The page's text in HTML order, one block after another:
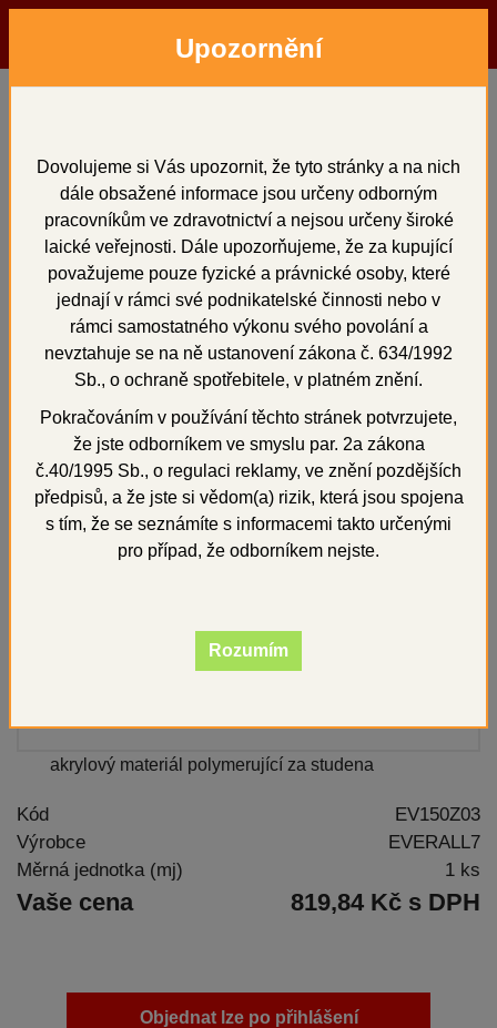
Hledat Přihlásit
Villacryl SOFT, kit
+
Novinka
akrylový materiál polymerující za studena
Kód
EV150Z03
Výrobce
EVERALL7
Měrná jednotka (mj)
1 ks
Vaše cena 819,84 Kč s DPH
Objednat lze po přihlášení
Upozornění
Dovolujeme si Vás upozornit, že tyto stránky a na nich
dále obsažené informace jsou určeny odborným
pracovníkům ve zdravotnictví a nejsou určeny široké
laické veřejnosti. Dále upozorňujeme, že za kupující
považujeme pouze fyzické a právnické osoby, které
jednají v rámci své podnikatelské činnosti nebo v
rámci samostatného výkonu svého povolání a
nevztahuje se na ně ustanovení zákona č. 634/1992
Sb., o ochraně spotřebitele, v platném znění.
Pokračováním v používání těchto stránek potvrzujete,
že jste odborníkem ve smyslu par. 2a zákona
č.40/1995 Sb., o regulaci reklamy, ve znění pozdějších
předpisů, a že jste si vědom(a) rizik, která jsou spojena
s tím, že se seznámíte s informacemi takto určenými
pro případ, že odborníkem nejste.
Rozumím